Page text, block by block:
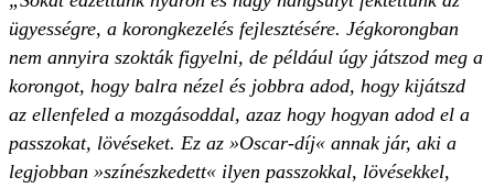
ügyességre, a korongkezelés fejlesztésére. Jégkorongban
nem annyira szokták figyelni, de például úgy játszod meg a
korongot, hogy balra nézel és jobbra adod, hogy kijátszd
az ellenfeled a mozgásoddal, azaz hogy hogyan adod el a
passzokat, lövéseket. Ez az »Oscar-díj« annak jár, aki a
legjobban »színészkedett« ilyen passzokkal, lövésekkel,